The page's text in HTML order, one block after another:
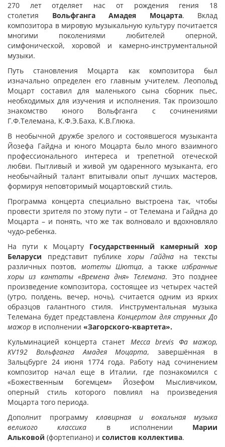
270 лет отделяет нас от рождения гения 18
столетия Вольфганга Амадея Моцарта. Вклад
композитора в мировую музыкальную культуру почитается
многими поколениями любителей оперной,
симфонической, хоровой и камерно-инструментальной
музыки.
Путь становления Моцарта как композитора был
изначально определен его главным учителем. Леопольд
Моцарт составил для маленького сына сборник пьес,
необходимых для изучения и исполнения. Так произошло
знакомство юного Вольфганга с сочинениями
Г.Ф.Телемана, К.Ф.Э.Баха, К.В.Глюка.
В необычной дружбе зрелого и состоявшегося музыканта
Йозефа Гайдна и юного Моцарта было много взаимного
профессионального интереса и трепетной отеческой
любви. Пытливый и живой ум одаренного музыканта, его
необычайный талант впитывали опыт лучших мастеров,
формируя неповторимый моцартовский стиль.
Программа концерта специально выстроена так, чтобы
провести зрителя по этому пути – от Телемана и Гайдна до
Моцарта – и понять, что же так волновало и вдохновляло
чудо-ребенка.
На пути к Моцарту Государственный камерный хор
Беларуси представит публикехоры Гайднана тексты
различных поэтов, мотеты Шютца, а такжеизбранные
хоры из кантаты «Времена дня» Телемана. Это позднее
произведение композитора, состоящее из четырех частей
(утро, полдень, вечер, ночь), считается одним из ярких
образцов галантного стиля. Инструментальная музыка
Телемана будет представлена Концертом для струнных До
мажор в исполнении «Загорского-квартета».
Кульминацией концерта станет Месса brevis Фа мажор,
KV192
Вольфганга Амадея Моцарта, завершённая в
Зальцбурге 24 июня 1774 года. Работу над сочинением
композитор начал еще в Италии, где познакомился с
«Божественным богемцем» Йозефом Мысливчиком,
оперный стиль которого повлиял на произведения
Моцарта того периода.
Дополнит программу клавирная и вокальная музыка
великого классика в исполнении Марии
Альковой (фортепиано) и солистов коллектива.